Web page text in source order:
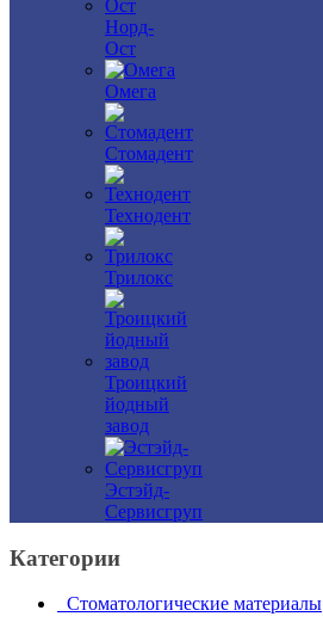
Норд-
Ост
Омега
Стомадент
Технодент
Трилокс
Троицкий
йодный
завод
Эстэйд-
Сервисгруп
Категории
Стоматологические материалы